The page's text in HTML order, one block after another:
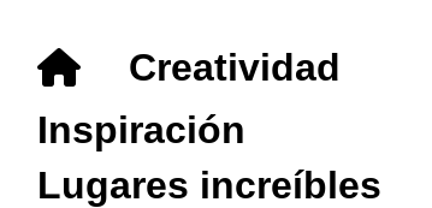
Creatividad
Inspiración
Lugares increíbles